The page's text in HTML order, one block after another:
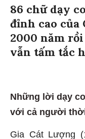
86 chữ dạy
đỉnh cao của
2000 năm
vẫn tấm tắc
Những lời dạy
với cả người
Gia Cát Lượng